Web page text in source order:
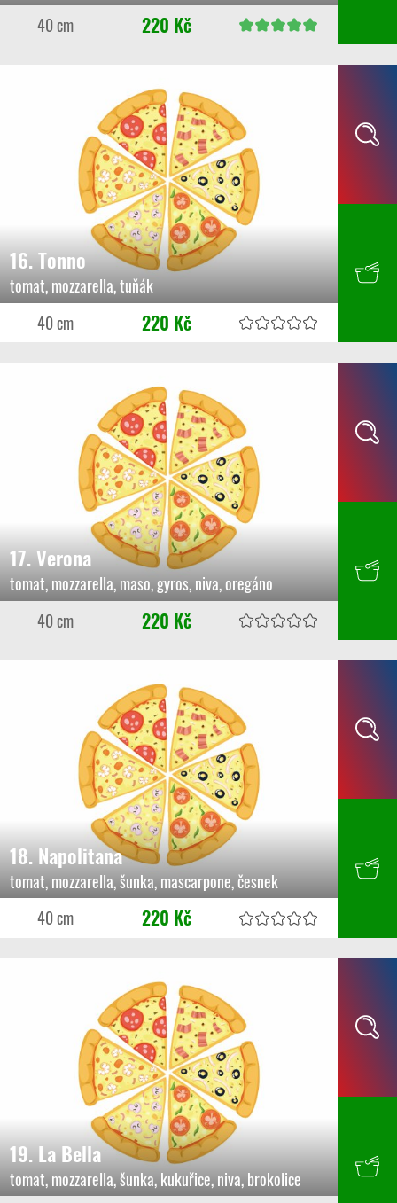
40 cm
220 Kč
16. Tonno
tomat, mozzarella, tuňák
40 cm
220 Kč
17. Verona
tomat, mozzarella, maso, gyros, niva, oregáno
40 cm
220 Kč
18. Napolitana
tomat, mozzarella, šunka, mascarpone, česnek
40 cm
220 Kč
19. La Bella
tomat, mozzarella, šunka, kukuřice, niva, brokolice